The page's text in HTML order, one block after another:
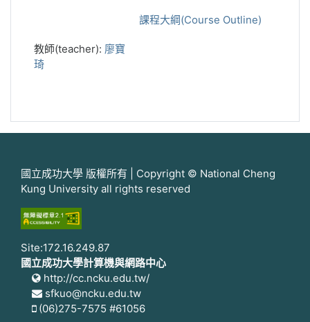
課程大綱(Course Outline)
教師(teacher): 廖寶
琦
國立成功大學 版權所有 | Copyright © National Cheng
Kung University all rights reserved
Site:172.16.249.87
國立成功大學計算機與網路中心
http://cc.ncku.edu.tw/
sfkuo@ncku.edu.tw
(06)275-7575 #61056